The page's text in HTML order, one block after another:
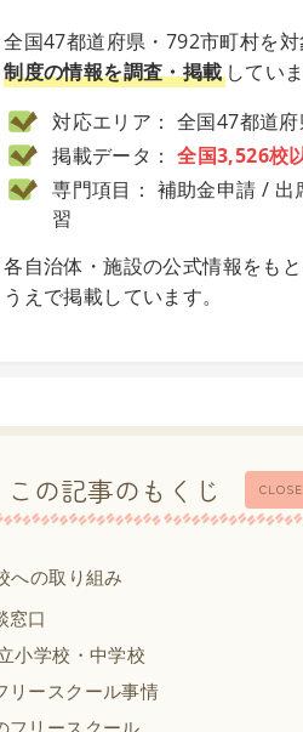
全国47都道府県・792市町村を
制度の情報を調査・掲載していま
対応エリア： 全国47都道
掲載データ：全国3,526校
専門項目： 補助金申請 /
習
各自治体・施設の公式情報をも
うえで掲載しています。
CLOSE
この記事のもくじ
への取り組み
窓口
小学校・中学校
リースクール事情
フリースクール